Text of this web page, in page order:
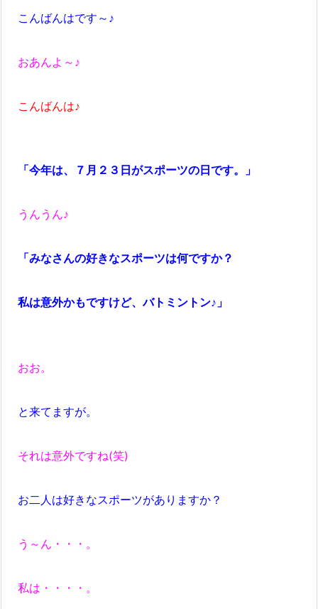
こんばんはです～♪
おあんよ～♪
こんばんは♪
「今年は、７月２３日がスポーツの日です。」
うんうん♪
「みなさんの好きなスポーツは何ですか？
私は意外かもですけど、バトミントン♪」
おお。
と来てますが。
それは意外ですね(笑)
お二人は好きなスポーツがありますか？
う～ん・・・。
私は・・・・。